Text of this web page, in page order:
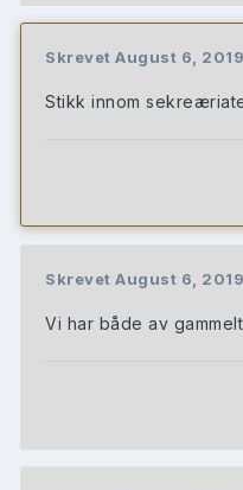
Skrevet August 6, 2019
Stikk innom
Skrevet August 6, 2019
Vi har både av